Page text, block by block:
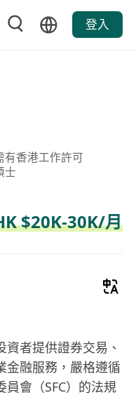
登入
有香港工作許可
士
$20K-30K/月
者提供證券交易、
金融服務，嚴格遵循
會（SFC）的法規